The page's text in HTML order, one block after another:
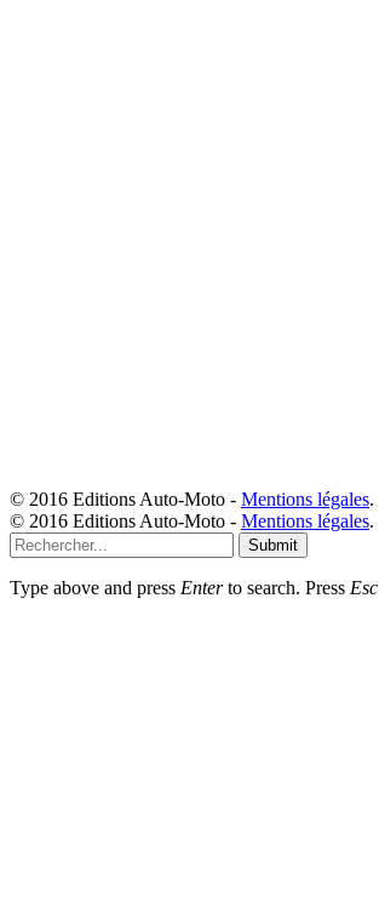
© 2016 Editions Auto-Moto - Mentions légales.
© 2016 Editions Auto-Moto - Mentions légales.
Submit
Type above and press Enterto search. Press Esc